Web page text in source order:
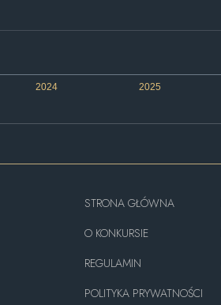
2024 2025
STRONA GŁÓWNA
O KONKURSIE
REGULAMIN
POLITYKA PRYWATNOŚCI